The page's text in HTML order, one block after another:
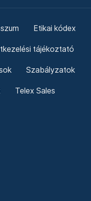
Etikai kódex
tájékoztató
Szabályzatok
Telex Sales